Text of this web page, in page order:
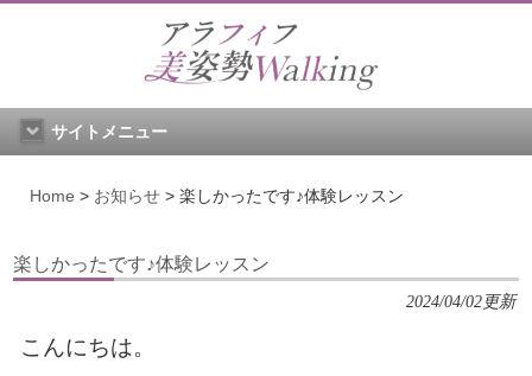
サイトメニュー
Home > お知らせ > 楽しかったです♪体験レッスン
楽しかったです♪体験レッスン
2024/04/02更新
こんにちは。